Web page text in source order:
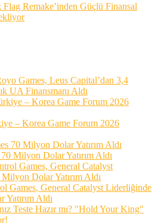
Remake’inden Güçlü Finansal
Games, Leus Capital’dan 3,4
UA Finansmanı Aldı
– Korea Game Forum 2026
Milyon Dolar Yatırım Aldı
Games, General Catalyst Liderliğinde
Aldı